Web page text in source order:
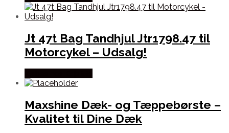
Jt 47t Bag Tandhjul Jtr1798.47 til
Motorcykel – Udsalg!
Maxshine Dæk- og Tæppebørste –
Kvalitet til Dine Dæk